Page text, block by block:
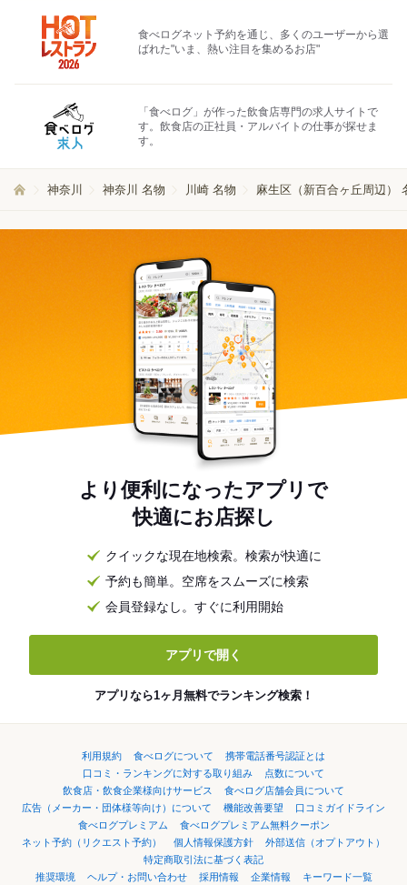
食べログネット予約を通じ、多くのユーザーから選
ばれた"いま、熱い注目を集めるお店"
「食べログ」が作った飲食店専門の求人サイトで
す。飲食店の正社員・アルバイトの仕事が探せま
す。
神奈川 神奈川 名物 川崎 名物 麻生区（新百合ヶ丘周辺）
より便利になったアプリで
快適にお店探し
クイックな現在地検索。検索が快適に
予約も簡単。空席をスムーズに検索
会員登録なし。すぐに利用開始
アプリで開く
アプリなら1ヶ月無料でランキング検索！
利用規約 食べログについて
携帯電話番号認証とは
口コミ・ランキングに対する取り組み
点数について
飲食店・飲食企業様向けサービス
食べログ店舗会員について
広告（メーカー・団体様等向け）について
機能改善要望
口コミガイドライン
食べログプレミアム
食べログプレミアム無料クーポン
ネット予約（リクエスト予約）
個人情報保護方針
外部送信（オプトアウト）
特定商取引法に基づく表記
推奨環境
ヘルプ・お問い合わせ 採用情報 企業情報 キーワード一覧